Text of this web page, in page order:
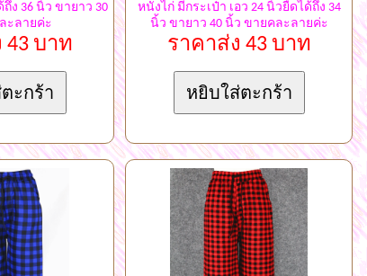
ถึง 36 นิ้ว ขายาว 30
ะลายค่ะ
43 บาท
หนังไก่ มีกระเป๋า เอว 24 นิ้วยืดได้ถึง 34
นิ้ว ขายาว 40 นิ้ว ขายคละลายค่ะ
ราคาส่ง 43 บาท